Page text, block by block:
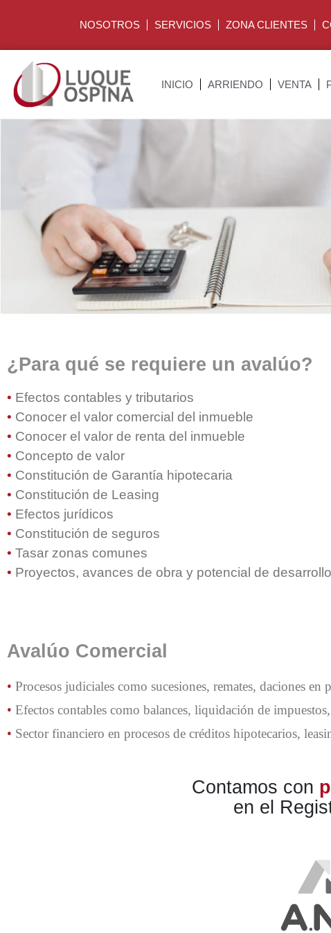
NOSOTROS SERVICIOS ZONA CLIENTES
INICIO ARRIENDO VENTA
¿Para qué se requiere un avalúo?
• Efectos contables y tributarios
• Conocer el valor comercial del inmueble
• Conocer el valor de renta del inmueble
• Concepto de valor
• Constitución de Garantía hipotecaria
• Constitución de Leasing
• Efectos jurídicos
• Constitución de seguros
• Tasar zonas comunes
• Proyectos, avances de obra y potencial de desarrollo
Avalúo Comercial
• Procesos judiciales como sucesiones, remates, daciones en
• Efectos contables como balances, liquidación de
• Sector financiero en procesos de créditos hipotecarios,
Contamos con
en el